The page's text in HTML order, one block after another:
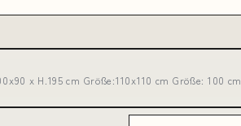
x H.195 cm Größe:110x110 cm Größe: 100 cm